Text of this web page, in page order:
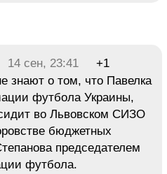
14 сен, 23:41
+1
знают о том, что Павелка
футбола Украины,
во Львовском СИЗО
бюджетных
председателем
футбола.